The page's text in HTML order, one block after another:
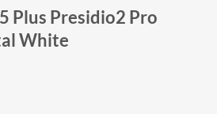
Plus Presidio2 Pro
White